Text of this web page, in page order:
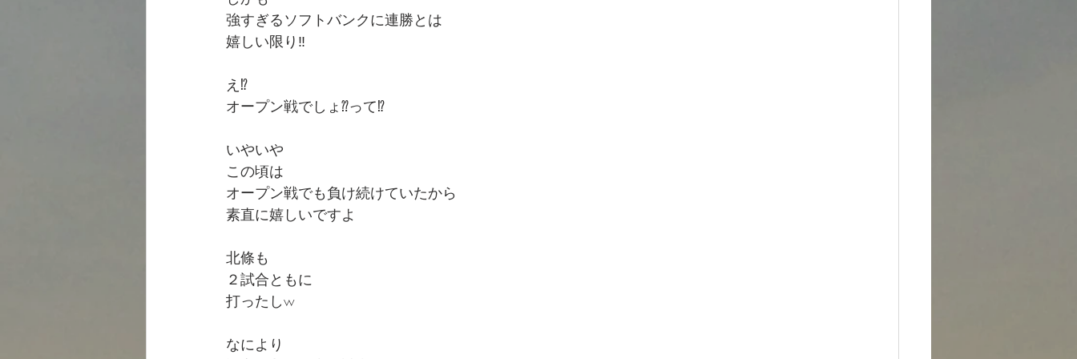
強すぎるソフトバンクに連勝とは
嬉しい限り‼️
え⁉️
オープン戦でしょ⁇って⁉️
いやいや
この頃は
オープン戦でも負け続けていたから
素直に嬉しいですよ
北條も
２試合ともに
打ったしw
なにより